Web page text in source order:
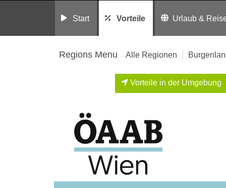
Start Vorteile Urlaub &
Regions Menu Alle Regionen
Vorteile in der Umgebung